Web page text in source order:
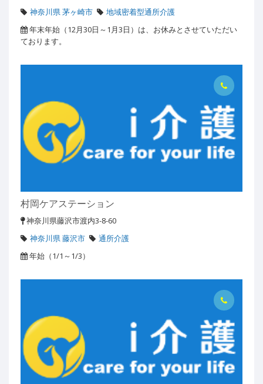
神奈川県 茅ヶ崎市
地域密着型通所介護
年末年始（12月30日～1月3日）は、お休みとさせていただい
ております。
村岡ケアステーション
神奈川県藤沢市渡内3-8-60
神奈川県 藤沢市
通所介護
年始（1/1～1/3）